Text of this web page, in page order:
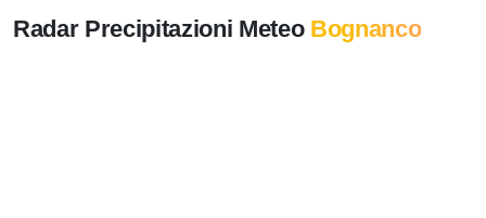
Radar Precipitazioni Meteo Bognanco